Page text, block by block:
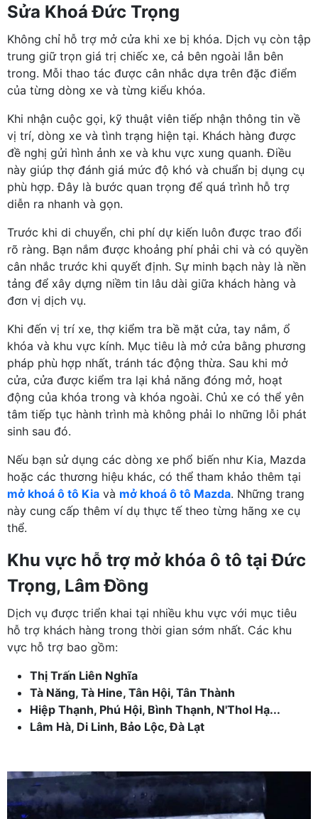
Sửa Khoá Đức Trọng
Không chỉ hỗ trợ mở cửa khi xe bị khóa. Dịch vụ còn tập
trung giữ trọn giá trị chiếc xe, cả bên ngoài lẫn bên
trong. Mỗi thao tác được cân nhắc dựa trên đặc điểm
của từng dòng xe và từng kiểu khóa.
Khi nhận cuộc gọi, kỹ thuật viên tiếp nhận thông tin về
vị trí, dòng xe và tình trạng hiện tại. Khách hàng được
đề nghị gửi hình ảnh xe và khu vực xung quanh. Điều
này giúp thợ đánh giá mức độ khó và chuẩn bị dụng cụ
phù hợp. Đây là bước quan trọng để quá trình hỗ trợ
diễn ra nhanh và gọn.
Trước khi di chuyển, chi phí dự kiến luôn được trao đổi
rõ ràng. Bạn nắm được khoảng phí phải chi và có quyền
cân nhắc trước khi quyết định. Sự minh bạch này là nền
tảng để xây dựng niềm tin lâu dài giữa khách hàng và
đơn vị dịch vụ.
Khi đến vị trí xe, thợ kiểm tra bề mặt cửa, tay nắm, ổ
khóa và khu vực kính. Mục tiêu là mở cửa bằng phương
pháp phù hợp nhất, tránh tác động thừa. Sau khi mở
cửa, cửa được kiểm tra lại khả năng đóng mở, hoạt
động của khóa trong và khóa ngoài. Chủ xe có thể yên
tâm tiếp tục hành trình mà không phải lo những lỗi phát
sinh sau đó.
Nếu bạn sử dụng các dòng xe phổ biến như Kia, Mazda
hoặc các thương hiệu khác, có thể tham khảo thêm tại
mở khoá ô tô Kia và mở khoá ô tô Mazda. Những trang
này cung cấp thêm ví dụ thực tế theo từng hãng xe cụ
thể.
Khu vực hỗ trợ mở khóa ô tô tại Đức
Trọng, Lâm Đồng
Dịch vụ được triển khai tại nhiều khu vực với mục tiêu
hỗ trợ khách hàng trong thời gian sớm nhất. Các khu
vực hỗ trợ bao gồm:
Thị Trấn Liên Nghĩa
Tà Năng, Tà Hine, Tân Hội, Tân Thành
Hiệp Thạnh, Phú Hội, Bình Thạnh, N'Thol Hạ...
Lâm Hà, Di Linh, Bảo Lộc, Đà Lạt